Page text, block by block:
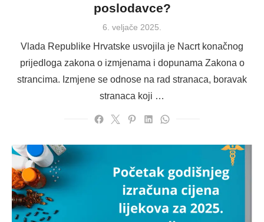
poslodavce?
Posted
6. veljače 2025.
Vlada Republike Hrvatske usvojila je Nacrt konačnog
prijedloga zakona o izmjenama i dopunama Zakona o
strancima. Izmjene se odnose na rad stranaca, boravak
stranaca koji …